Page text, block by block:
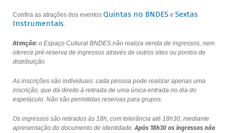
Confira as atrações dos eventos Quintas no BNDES e Sextas
Instrumentais.
Atenção:o Espaço Cultural BNDES não realiza venda de ingressos, nem
oferece pré-reserva de ingressos através de outros sites ou pontos de
distribuição
As inscrições são individuais: cada pessoa pode realizar apenas uma
inscrição, que dá direito à retirada de uma única entrada no dia do
espetáculo. Não são permitidas reservas para grupos.
Os ingressos são retirados às 18h, com tolerância até 18h30, mediante
apresentação do documento de identidade.Após 18h30 os ingressos não